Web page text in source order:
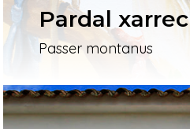
Pardal xarrec
Passer montanus